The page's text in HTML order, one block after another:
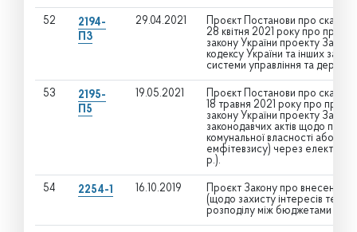
52
2194-
П3
29.04.2021
Проєкт Постанови про
28 квітня 2021 року про
закону України проекту
кодексу України та інших
системи управління та
53
2195-
П5
19.05.2021
Проєкт Постанови про
18 травня 2021 року про
закону України проекту
законодавчих актів щодо
комунальної власності або
емфітевзису) через
р.).
54 2254-1 16.10.2019
Проєкт Закону про внесення
(щодо захисту інтересів
розподілу між бюджетами